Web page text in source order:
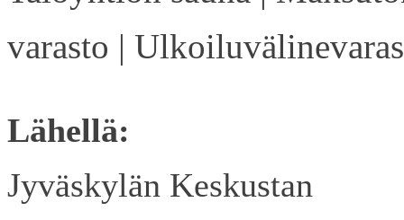
varasto |
Lähellä:
Jyväskylän Keskustan